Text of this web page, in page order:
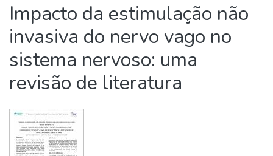
Impacto da estimulação não
invasiva do nervo vago no
sistema nervoso: uma
revisão de literatura